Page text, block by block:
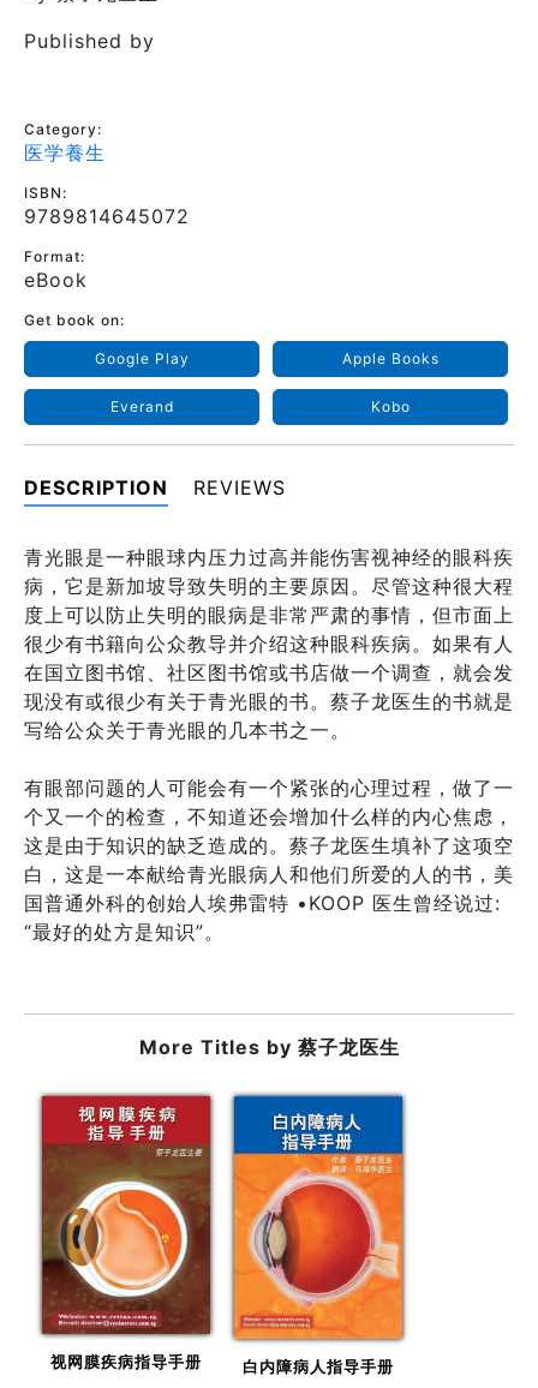
Published by
Category:
医学養生
ISBN:
9789814645072
Format:
eBook
Get book on:
Google Play Apple Books
Everand Kobo
DESCRIPTION REVIEWS
青光眼是一种眼球内压力过高并能伤害视神经的眼科疾
病，它是新加坡导致失明的主要原因。尽管这种很大程
度上可以防止失明的眼病是非常严肃的事情，但市面上
很少有书籍向公众教导并介绍这种眼科疾病。如果有人
在国立图书馆、社区图书馆或书店做一个调查，就会发
现没有或很少有关于青光眼的书。蔡子龙医生的书就是
写给公众关于青光眼的几本书之一。
有眼部问题的人可能会有一个紧张的心理过程，做了一
个又一个的检查，不知道还会增加什么样的内心焦虑，
这是由于知识的缺乏造成的。蔡子龙医生填补了这项空
白，这是一本献给青光眼病人和他们所爱的人的书，美
国普通外科的创始人埃弗雷特 •KOOP 医生曾经说过:
“最好的处方是知识”。
More Titles by 蔡子龙医生
视网膜疾病指导手册 白内障病人指导手册